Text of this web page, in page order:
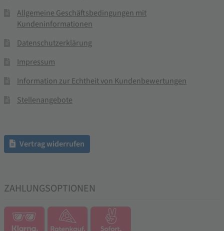
Allgemeine Geschäftsbedingungen mit
Kundeninformationen
Datenschutzerklärung
Impressum
Information zur Echtheit von Kundenbewertungen
Stellenangebote
Vertrag widerrufen
ZAHLUNGSOPTIONEN